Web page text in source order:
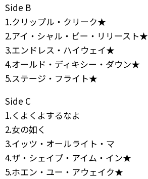
Side B
1.クリップル・クリーク★
2.アイ・シャル・ビー・リリースト★
3.エンドレス・ハイウェイ★
4.オールド・ディキシー・ダウン★
5.ステージ・フライト★
Side C
1.くよくよするなよ
2.女の如く
3.イッツ・オールライト・マ
4.ザ・シェイプ・アイム・イン★
5.ホエン・ユー・アウェイク★